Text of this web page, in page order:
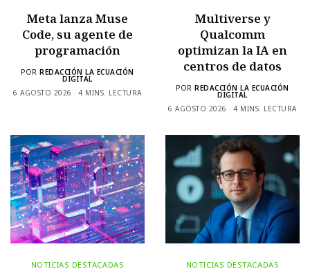
Meta lanza Muse
Code, su agente de
programación
POR REDACCIÓN LA ECUACIÓN
DIGITAL
6 AGOSTO 2026
4 MINS. LECTURA
Multiverse y
Qualcomm
optimizan la IA en
centros de datos
POR REDACCIÓN LA ECUACIÓN
DIGITAL
6 AGOSTO 2026
4 MINS. LECTURA
NOTICIAS DESTACADAS NOTICIAS DESTACADAS